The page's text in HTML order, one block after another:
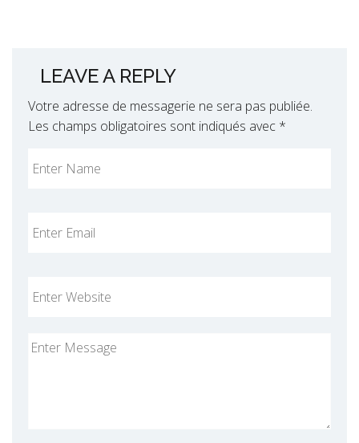
LEAVE A REPLY
Votre adresse de messagerie ne sera pas publiée.
Les champs obligatoires sont indiqués avec *